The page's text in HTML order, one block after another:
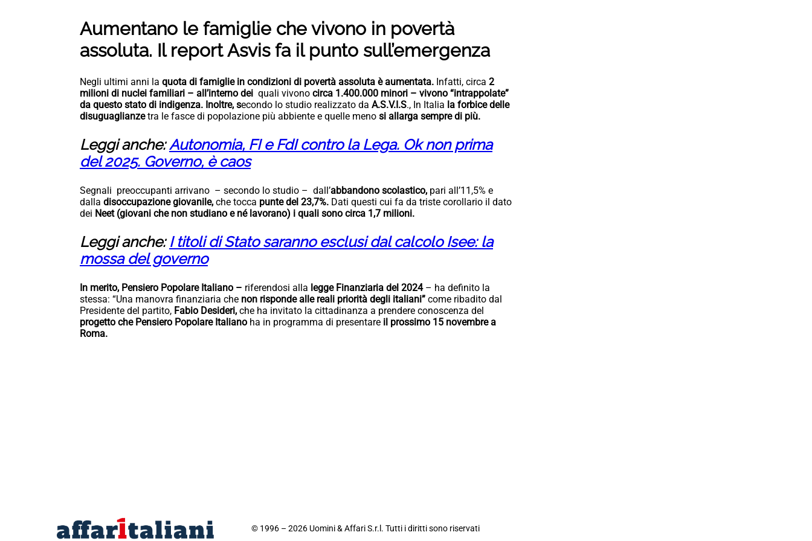
Aumentano le famiglie che vivono in povertà
assoluta. Il report Asvis fa il punto sull’emergenza
Negli ultimi anni la quota di famiglie in condizioni di povertà assoluta è aumentata. Infatti, circa 2
milioni di nuclei familiari – all’interno dei quali vivono circa 1.400.000 minori – vivono “intrappolate”
da questo stato di indigenza. Inoltre, secondo lo studio realizzato da A.S.V.I.S., In Italia la forbice delle
disuguaglianzetra le fasce di popolazione più abbiente e quelle meno si allarga sempre di più.
Leggi anche:Autonomia, FI e FdI contro la Lega. Ok non prima
del 2025. Governo, è caos
Segnali preoccupanti arrivano – secondo lo studio – dall’abbandono scolastico, pari all’11,5% e
dalla disoccupazione giovanile, che tocca punte del 23,7%. Dati questi cui fa da triste corollario il dato
dei Neet (giovani che non studiano e né lavorano) i quali sono circa 1,7 milioni.
Leggi anche: I titoli di Stato saranno esclusi dal calcolo Isee: la
mossa del governo
In merito, Pensiero Popolare Italiano – riferendosi alla legge Finanziaria del 2024– ha definito la
stessa: “Una manovra finanziaria che non risponde alle reali priorità degli italiani” come ribadito dal
Presidente del partito, Fabio Desideri, che ha invitato la cittadinanza a prendere conoscenza del
progetto che Pensiero Popolare Italiano ha in programma di presentare il prossimo 15 novembre a
Roma.
© 1996 – 2026 Uomini & Affari S.r.l. Tutti i diritti sono riservati